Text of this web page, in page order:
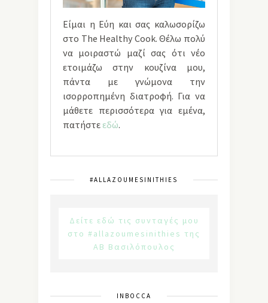
Είμαι η Εύη και σας καλωσορίζω
στο The Healthy Cook. Θέλω πολύ
να μοιραστώ μαζί σας ότι νέο
ετοιμάζω στην κουζίνα μου,
πάντα με γνώμονα την
ισορροπημένη διατροφή. Για να
μάθετε περισσότερα για εμένα,
πατήστε εδώ.
#ALLAZOUMESINITHIES
Δείτε εδώ τις συνταγές μου
στο #allazoumesinithies της
ΑΒ Βασιλόπουλος
INBOCCA